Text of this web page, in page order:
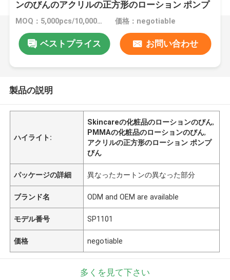
ンのびんのアクリルの正方形のローション ポンプ
びん
MOQ：5,000pcs/10,000pcs 価格：negotiable
ベストプライス お問い合わせ
製品の説明
ハイライト:
Skincareの化粧品のローションのびん,
PMMAの化粧品のローションのびん,
アクリルの正方形のローション ポンプ
びん
パッケージの詳細 異なったカートンの異なった部分
ブランド名 ODM and OEM are available
モデル番号 SP1101
価格 negotiable
多くを見て下さい